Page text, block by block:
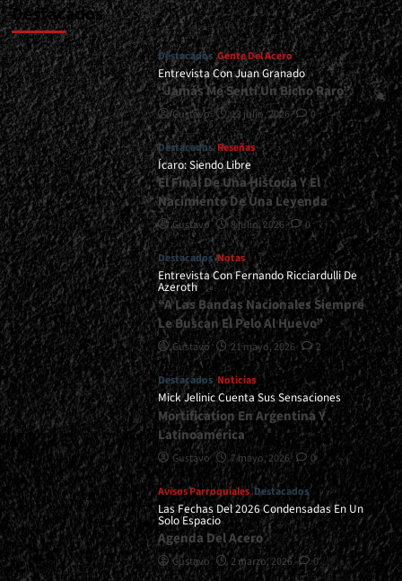
Destacados
Destacados Gente Del Acero
Entrevista Con Juan Granado
“Jamás Me Sentí Un Bicho Raro”
Gustavo 13 julio, 2026 0
Destacados Reseñas
Ícaro: Siendo Libre
El Final De Una Historia Y El
Nacimiento De Una Leyenda
Gustavo 8 julio, 2026 0
Destacados Notas
Entrevista Con Fernando Ricciardulli De
Azeroth
“A Las Bandas Nacionales Siempre
Le Buscan El Pelo Al Huevo”
Gustavo 21 mayo, 2026 2
Destacados Noticias
Mick Jelinic Cuenta Sus Sensaciones
Mortification En Argentina Y
Latinoamérica
Gustavo 7 mayo, 2026 0
Avisos Parroquiales Destacados
Las Fechas Del 2026 Condensadas En Un
Solo Espacio
Agenda Del Acero
Gustavo 2 marzo, 2026 0